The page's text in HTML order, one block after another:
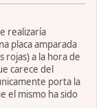
realizaría
placa amparada
rojas) a la hora de
carece del
porta la
el mismo ha sido